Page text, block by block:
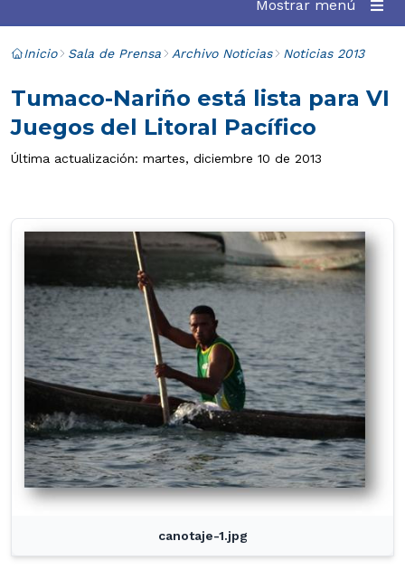
Mostrar menú
Inicio Sala de Prensa Archivo Noticias Noticias 2013
Tumaco-Nariño está lista para VI
Juegos del Litoral Pacífico
Última actualización: martes, diciembre 10 de 2013
canotaje-1.jpg